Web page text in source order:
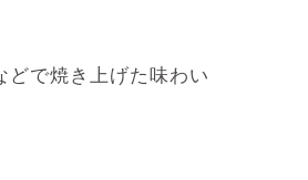
で焼き上げた味わい